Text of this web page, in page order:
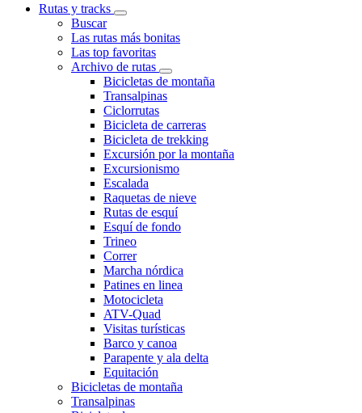
Rutas y tracks
Buscar
Las rutas más bonitas
Las top favoritas
Archivo de rutas
Bicicletas de montaña
Transalpinas
Ciclorrutas
Bicicleta de carreras
Bicicleta de trekking
Excursión por la montaña
Excursionismo
Escalada
Raquetas de nieve
Rutas de esquí
Esquí de fondo
Trineo
Correr
Marcha nórdica
Patines en linea
Motocicleta
ATV-Quad
Visitas turísticas
Barco y canoa
Parapente y ala delta
Equitación
Bicicletas de montaña
Transalpinas